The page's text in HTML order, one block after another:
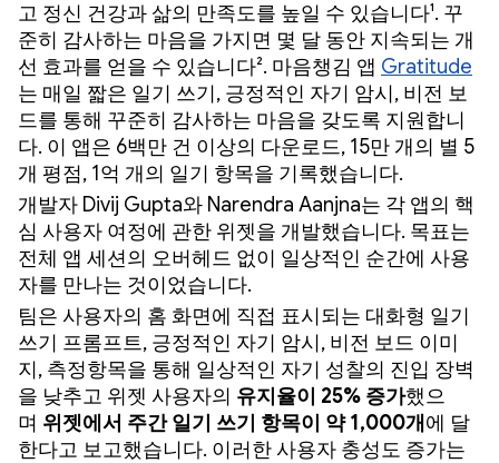
고 정신 건강과 삶의 만족도를 높일 수 있습니다¹. 꾸
준히 감사하는 마음을 가지면 몇 달 동안 지속되는 개
선 효과를 얻을 수 있습니다². 마음챙김 앱 Gratitude
는 매일 짧은 일기 쓰기, 긍정적인 자기 암시, 비전 보
드를 통해 꾸준히 감사하는 마음을 갖도록 지원합니
다. 이 앱은 6백만 건 이상의 다운로드, 15만 개의 별 5
개 평점, 1억 개의 일기 항목을 기록했습니다.
개발자 Divij Gupta와 Narendra Aanjna는 각 앱의 핵
심 사용자 여정에 관한 위젯을 개발했습니다. 목표는
전체 앱 세션의 오버헤드 없이 일상적인 순간에 사용
자를 만나는 것이었습니다.
팀은 사용자의 홈 화면에 직접 표시되는 대화형 일기
쓰기 프롬프트, 긍정적인 자기 암시, 비전 보드 이미
지, 측정항목을 통해 일상적인 자기 성찰의 진입 장벽
을 낮추고 위젯 사용자의 유지율이 25% 증가했으
며 위젯에서 주간 일기 쓰기 항목이 약 1,000개 에 달
한다고 보고했습니다. 이러한 사용자 충성도 증가는